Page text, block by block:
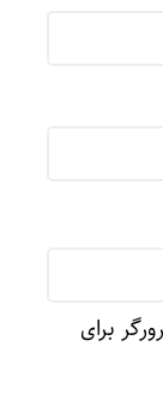
برای